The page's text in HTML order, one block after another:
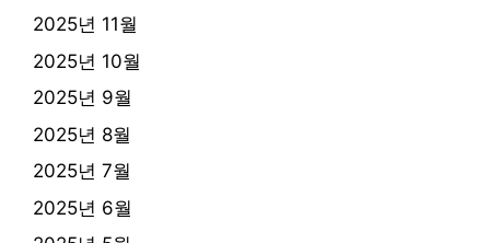
2025년 11월
2025년 10월
2025년 9월
2025년 8월
2025년 7월
2025년 6월